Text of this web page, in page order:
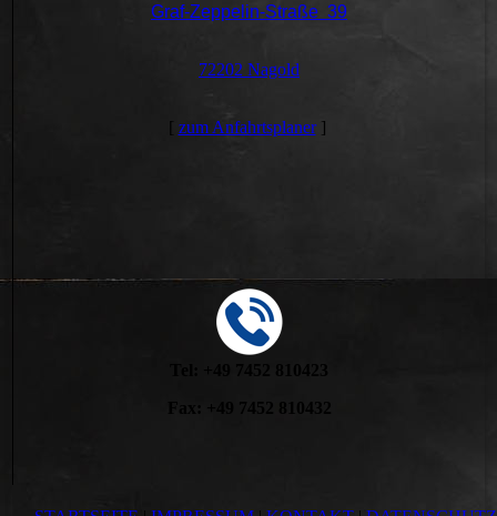
Graf-Zeppelin-Straße 39
72202 Nagold
[ zum Anfahrtsplaner]
Tel: +49 7452 810423
Fax: +49 7452 810432